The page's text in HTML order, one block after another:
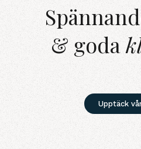
Spännande
& goda
Upptäck